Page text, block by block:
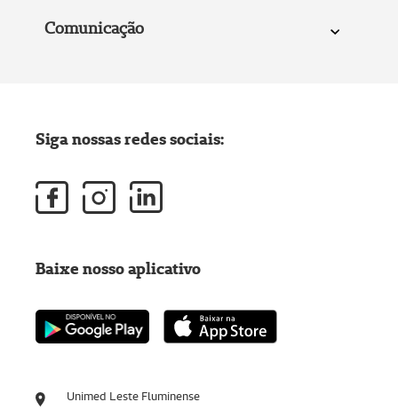
Comunicação
Unimed Leste Fluminense
Siga nossas redes sociais:
Baixe nosso aplicativo